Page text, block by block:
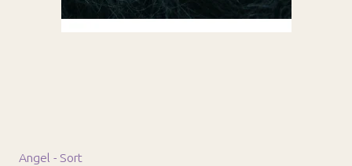
Angel - Sort